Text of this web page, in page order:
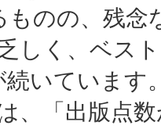
ものの、残念
しく、ベス
続いています
、「出版点